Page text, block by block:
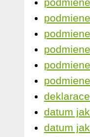
datum
datum